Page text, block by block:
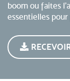
boom ou faites
essentielles